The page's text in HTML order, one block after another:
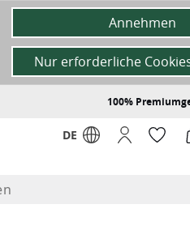
100%
DE
Annehmen
Nur erforderliche